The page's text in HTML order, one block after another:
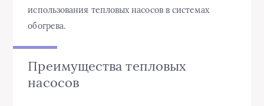
использования тепловых насосов в системах
обогрева.
Преимущества тепловых
насосов